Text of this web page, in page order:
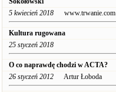
5 kwiecień 2018 www.trwanie.com
Kultura rugowana
25 styczeń 2018
O co naprawdę chodzi w ACTA?
26 styczeń 2012 Artur Łoboda